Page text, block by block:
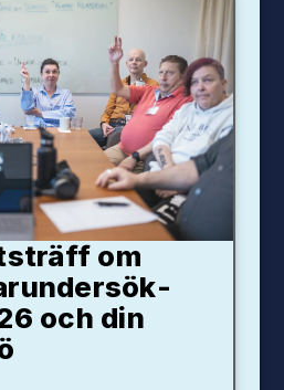
om
och din